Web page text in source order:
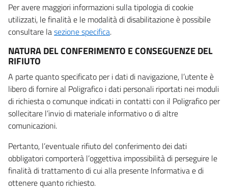
Per avere maggiori informazioni sulla tipologia di cookie
utilizzati, le finalità e le modalità di disabilitazione è possibile
consultare lasezione specifica.
NATURA DEL CONFERIMENTO E CONSEGUENZE DEL
RIFIUTO
A parte quanto specificato per i dati di navigazione, l’utente è
libero di fornire al Poligrafico i dati personali riportati nei moduli
di richiesta o comunque indicati in contatti con il Poligrafico per
sollecitare l’invio di materiale informativo o di altre
comunicazioni.
Pertanto, l’eventuale rifiuto del conferimento dei dati
obbligatori comporterà l’oggettiva impossibilità di perseguire le
finalità di trattamento di cui alla presente Informativa e di
ottenere quanto richiesto.